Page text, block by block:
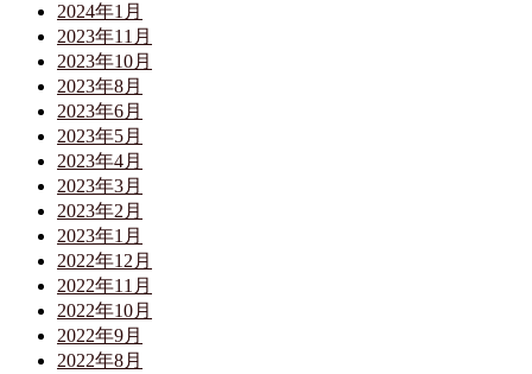
2024年1月
2023年11月
2023年10月
2023年8月
2023年6月
2023年5月
2023年4月
2023年3月
2023年2月
2023年1月
2022年12月
2022年11月
2022年10月
2022年9月
2022年8月